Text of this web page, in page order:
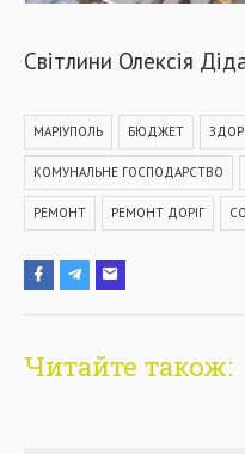
Світлини Олексія
МАРІУПОЛЬ БЮДЖЕТ
КОМУНАЛЬНЕ ГОСПОДАРСТВО
РЕМОНТ РЕМОНТ ДОРІГ
Читайте також: